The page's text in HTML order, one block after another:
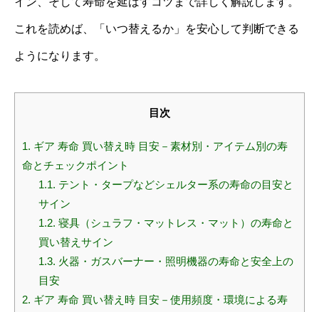
これを読めば、「いつ替えるか」を安心して判断できる
ようになります。
目次
1. ギア 寿命 買い替え時 目安－素材別・アイテム別の寿
命とチェックポイント
1.1. テント・タープなどシェルター系の寿命の目安と
サイン
1.2. 寝具（シュラフ・マットレス・マット）の寿命と
買い替えサイン
1.3. 火器・ガスバーナー・照明機器の寿命と安全上の
目安
2. ギア 寿命 買い替え時 目安－使用頻度・環境による寿